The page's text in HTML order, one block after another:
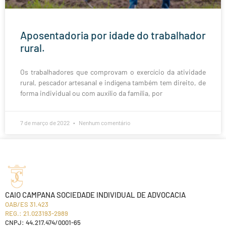
Aposentadoria por idade do trabalhador
rural.
Os trabalhadores que comprovam o exercício da atividade
rural, pescador artesanal e indígena também tem direito, de
forma individual ou com auxílio da família, por
7 de março de 2022 Nenhum comentário
CAIO CAMPANA SOCIEDADE INDIVIDUAL DE ADVOCACIA
OAB/ES 31.423
REG.: 21.023193-2989
CNPJ: 44.217.474/0001-65